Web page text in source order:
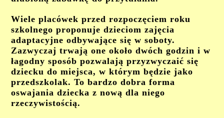
Wiele placówek przed rozpoczęciem roku
szkolnego proponuje dzieciom zajęcia
adaptacyjne odbywające się w soboty.
Zazwyczaj trwają one około dwóch godzin i w
łagodny sposób pozwalają przyzwyczaić się
dziecku do miejsca, w którym będzie jako
przedszkolak. To bardzo dobra forma
oswajania dziecka z nową dla niego
rzeczywistością.